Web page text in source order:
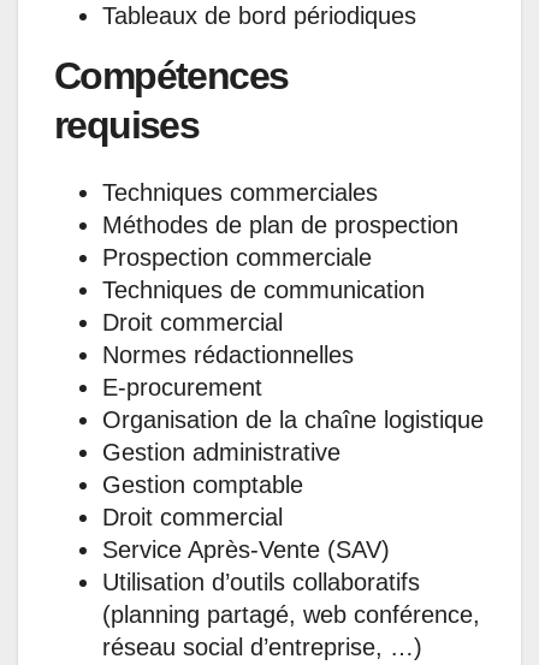
Tableaux de bord périodiques
Compétences
requises
Techniques commerciales
Méthodes de plan de prospection
Prospection commerciale
Techniques de communication
Droit commercial
Normes rédactionnelles
E-procurement
Organisation de la chaîne logistique
Gestion administrative
Gestion comptable
Droit commercial
Service Après-Vente (SAV)
Utilisation d’outils collaboratifs
(planning partagé, web conférence,
réseau social d’entreprise, …)